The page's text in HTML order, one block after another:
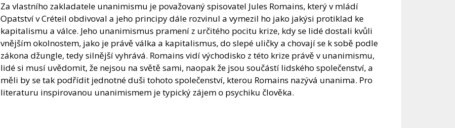
Za vlastního zakladatele unanimismu je považovaný spisovatel Jules Romains, který v mládí
Opatství v Créteil obdivoval a jeho principy dále rozvinul a vymezil ho jako jakýsi protiklad ke
kapitalismu a válce. Jeho unanimismus pramení z určitého pocitu krize, kdy se lidé dostali kvůli
vnějším okolnostem, jako je právě válka a kapitalismus, do slepé uličky a chovají se k sobě podle
zákona džungle, tedy silnější vyhrává. Romains vidí východisko z této krize právě v unanimismu,
lidé si musí uvědomit, že nejsou na světě sami, naopak že jsou součástí lidského společenství, a
měli by se tak podřídit jednotné duši tohoto společenství, kterou Romains nazývá unanima. Pro
literaturu inspirovanou unanimismem je typický zájem o psychiku člověka.